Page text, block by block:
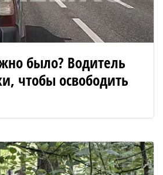
было? Водитель
чтобы освободить